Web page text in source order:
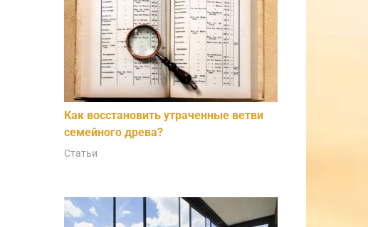
Как восстановить утраченные ветви
семейного древа?
Статьи